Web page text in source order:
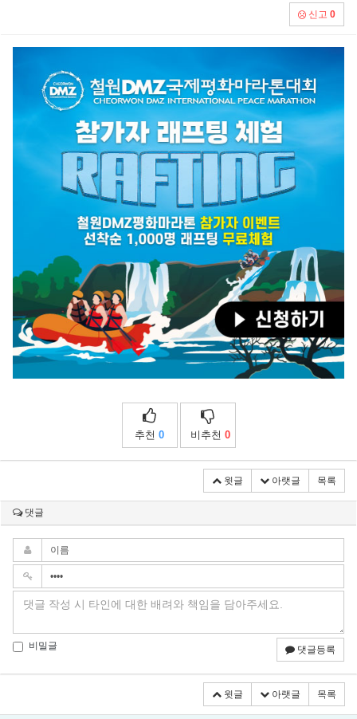
신고 0
추천 0 비추천 0
윗글 아랫글 목록
댓글
비밀글 댓글등록
윗글 아랫글 목록